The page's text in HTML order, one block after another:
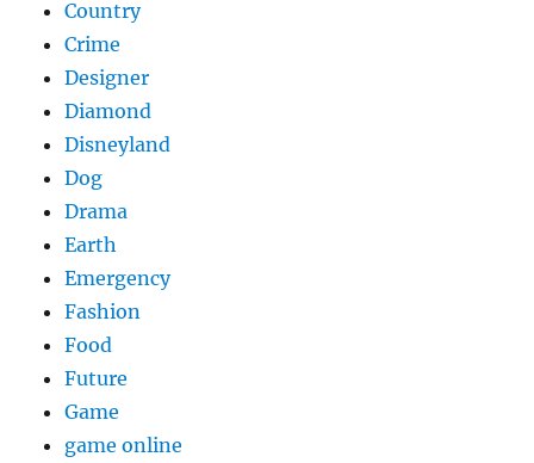
Country
Crime
Designer
Diamond
Disneyland
Dog
Drama
Earth
Emergency
Fashion
Food
Future
Game
game online